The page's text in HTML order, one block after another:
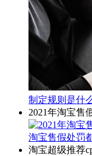
制定规则是什
2021年淘宝售
淘宝售假处罚
淘宝超级推荐